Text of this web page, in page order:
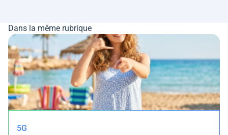
Dans la même rubrique
5G